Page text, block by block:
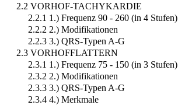
2.2 VORHOF-TACHYKARDIE
2.2.1 1.) Frequenz 90 - 260 (in 4 Stufen)
2.2.2 2.) Modifikationen
2.2.3 3.) QRS-Typen A-G
2.3 VORHOFFLATTERN
2.3.1 1.) Frequenz 75 - 150 (in 3 Stufen)
2.3.2 2.) Modifikationen
2.3.3 3.) QRS-Typen A-G
2.3.4 4.) Merkmale